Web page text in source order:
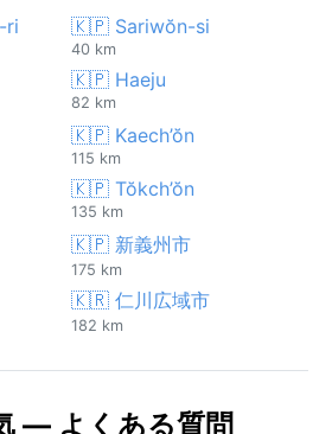
ri 🇰🇵 Sariwŏn-si
40 km
🇰🇵 Haeju
82 km
🇰🇵 Kaech’ŏn
115 km
🇰🇵 Tŏkch’ŏn
135 km
🇰🇵 新義州市
175 km
🇰🇷 仁川広域市
182 km
— よくある質問